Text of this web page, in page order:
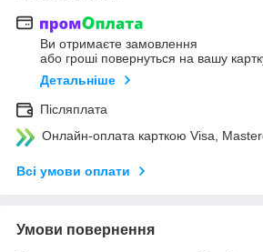
Ви отримаєте замовлення
або гроші повернуться на вашу
Детальніше
Післяплата
Онлайн-оплата карткою Visa,
Всі умови оплати
Умови повернення